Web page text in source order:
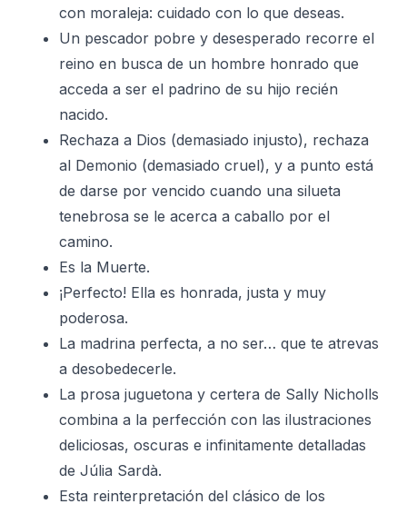
con moraleja: cuidado con lo que deseas.
Un pescador pobre y desesperado recorre el
reino en busca de un hombre honrado que
acceda a ser el padrino de su hijo recién
nacido.
Rechaza a Dios (demasiado injusto), rechaza
al Demonio (demasiado cruel), y a punto está
de darse por vencido cuando una silueta
tenebrosa se le acerca a caballo por el
camino.
Es la Muerte.
¡Perfecto! Ella es honrada, justa y muy
poderosa.
La madrina perfecta, a no ser… que te atrevas
a desobedecerle.
La prosa juguetona y certera de Sally Nicholls
combina a la perfección con las ilustraciones
deliciosas, oscuras e infinitamente detalladas
de Júlia Sardà.
Esta reinterpretación del clásico de los